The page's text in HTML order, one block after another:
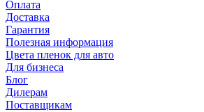
Оплата
Доставка
Гарантия
Полезная информация
Цвета пленок для авто
Для бизнеса
Блог
Дилерам
Поставщикам